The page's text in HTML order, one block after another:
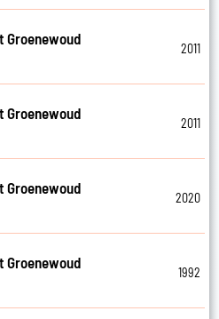
Groenewoud
2011
Groenewoud
2011
Groenewoud
2020
Groenewoud
1992